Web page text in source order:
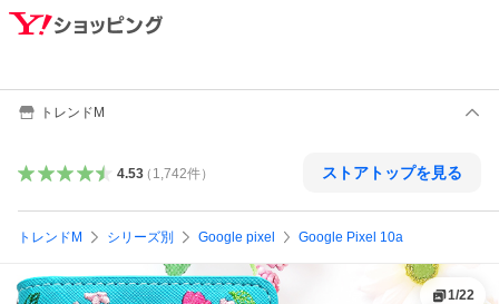
トレンドM
4.53（ 1,742件） ストアトップを見る
トレンドM シリーズ別 Google pixel Google Pixel 10a
1/22